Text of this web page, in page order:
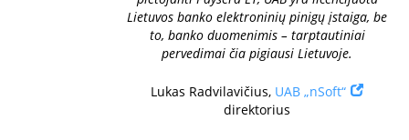
Lietuvos banko elektroninių pinigų įstaiga, be
to, banko duomenimis – tarptautiniai
pervedimai čia pigiausi Lietuvoje.
Lukas Radvilavičius, UAB „nSoft“
direktorius